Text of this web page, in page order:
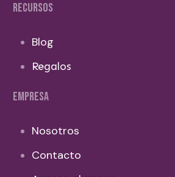
RECURSOS
Blog
Regalos
EMPRESA
Nosotros
Contacto